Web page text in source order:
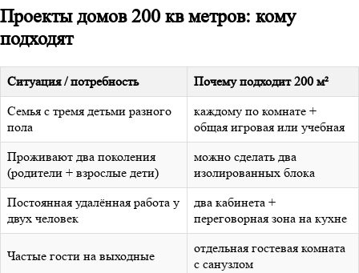
Проекты домов 200 кв метров: кому
подходят
Ситуация / потребность
Почему подходит 200 м²
Семья с тремя детьми разного
пола
каждому по комнате +
общая игровая или учебная
Проживают два поколения
(родители + взрослые дети)
можно сделать два
изолированных блока
Постоянная удалённая работа у
двух человек
два кабинета +
переговорная зона на кухне
Частые гости на выходные
отдельная гостевая комната
с санузлом